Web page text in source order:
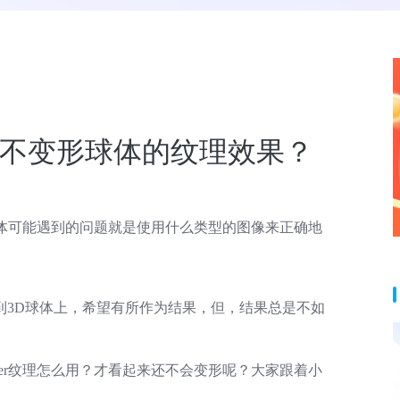
变形球体的纹理效果？
可能遇到的问题就是使用什么类型的图像来正确地
球体上，希望有所作为结果，但，结果总是不如
纹理怎么用？才看起来还不会变形呢？大家跟着小